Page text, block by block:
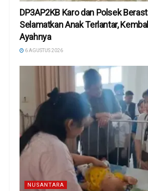
DP3AP2KB Karo dan Polsek
Selamatkan Anak Terlantar,
Ayahnya
6 AGUSTUS 2026
NUSANTARA